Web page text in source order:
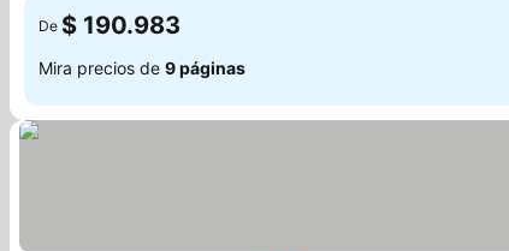
De $ 190.983
Mira precios de 9 páginas